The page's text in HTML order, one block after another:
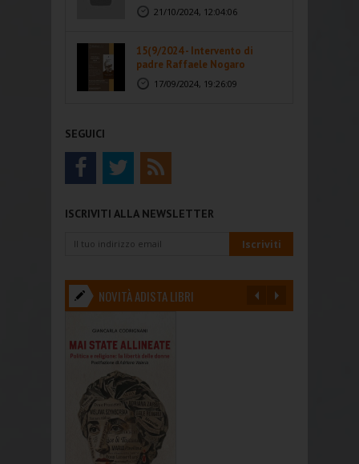
21/10/2024, 12:04:06
15(9/2024 - Intervento di
padre Raffaele Nogaro
17/09/2024, 19:26:09
SEGUICI
ISCRIVITI ALLA NEWSLETTER
NOVITÀ ADISTA LIBRI